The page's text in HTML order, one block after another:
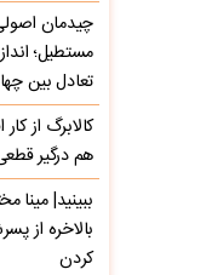
چیدمان
مستطیل؛
تعادل بین
کالابرگ از
هم درگیر
ببینید| مینا
بالاخره از
کردن